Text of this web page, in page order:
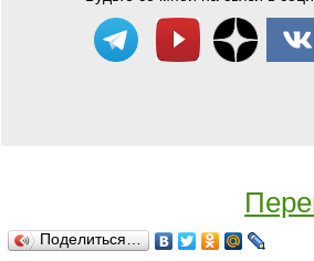
Поделиться…